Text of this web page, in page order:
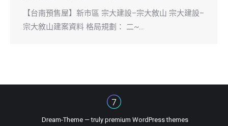
【台南預售屋】新市區 宗大建設–宗大敘山 宗大建設–
宗大敘山建案資料 格局規劃： 二~…
Dream-Theme — truly premium WordPress themes